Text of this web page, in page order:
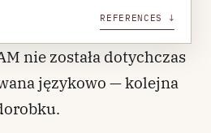
REFERENCES ↓
nie została dotychczas
językowo — kolejna